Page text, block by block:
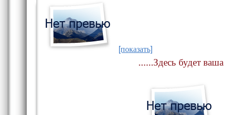
[показать]
......Здесь будет